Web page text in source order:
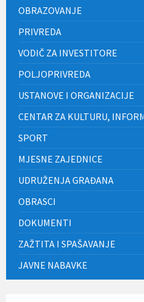
OBRAZOVANJE
PRIVREDA
VODIČ ZA INVESTITORE
POLJOPRIVREDA
USTANOVE I ORGANIZACIJE
CENTAR ZA KULTURU,
SPORT
MJESNE ZAJEDNICE
UDRUŽENJA GRAĐANA
OBRASCI
DOKUMENTI
ZAŽTITA I SPAŠAVANJE
JAVNE NABAVKE